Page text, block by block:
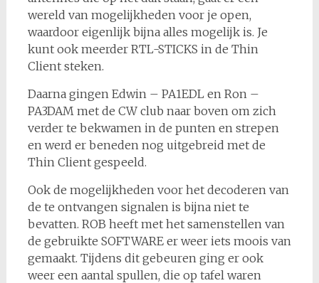
wereld van mogelijkheden voor je open,
waardoor eigenlijk bijna alles mogelijk is. Je
kunt ook meerder RTL-STICKS in de Thin
Client steken.
Daarna gingen Edwin – PA1EDL en Ron –
PA3DAM met de CW club naar boven om zich
verder te bekwamen in de punten en strepen
en werd er beneden nog uitgebreid met de
Thin Client gespeeld.
Ook de mogelijkheden voor het decoderen van
de te ontvangen signalen is bijna niet te
bevatten. ROB heeft met het samenstellen van
de gebruikte SOFTWARE er weer iets moois van
gemaakt. Tijdens dit gebeuren ging er ook
weer een aantal spullen, die op tafel waren